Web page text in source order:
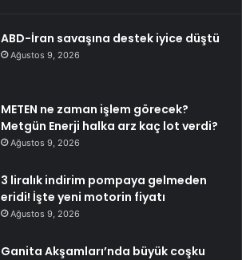
ABD-İran savaşına destek iyice düştü
Ağustos 9, 2026
METEN ne zaman işlem görecek?
Metgün Enerji halka arz kaç lot verdi?
Ağustos 9, 2026
3 liralık indirim pompaya gelmeden
eridi! İşte yeni motorin fiyatı
Ağustos 9, 2026
Ganita Akşamları’nda büyük coşku